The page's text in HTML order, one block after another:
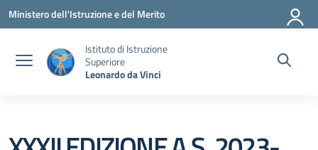
Vai ai contenuti
Vai al menu di navigazione
Vai al footer
Ministero dell'Istruzione e del Merito
Istituto di Istruzione
Superiore
Leonardo da Vinci